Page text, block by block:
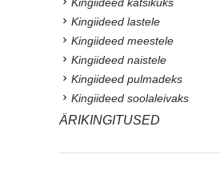
Kingiideed lastele
Kingiideed meestele
Kingiideed naistele
Kingiideed pulmadeks
Kingiideed soolaleivaks
ÄRIKINGITUSED